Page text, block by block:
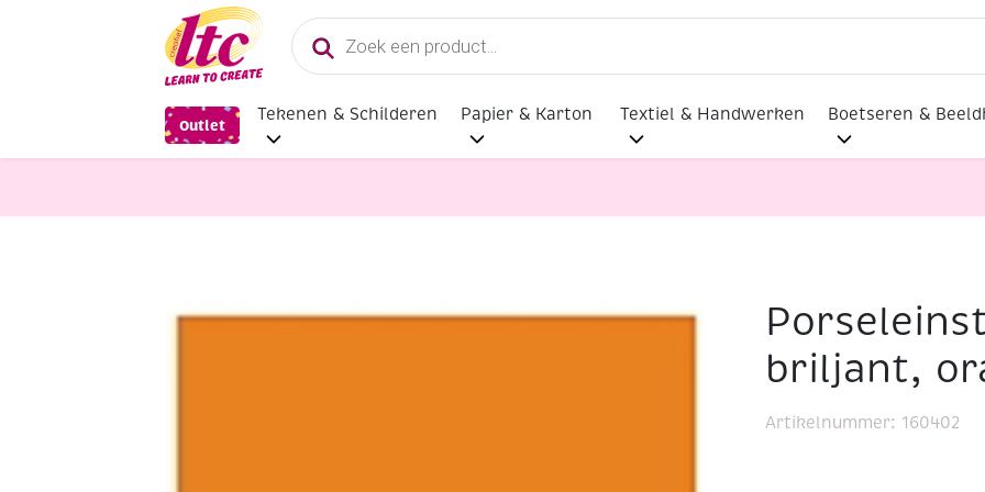
Producten
zoeken
Outlet
Tekenen & Schilderen Papier & Karton Textiel & Handwerken Boetseren &
briljant,
Artikelnummer: 160402